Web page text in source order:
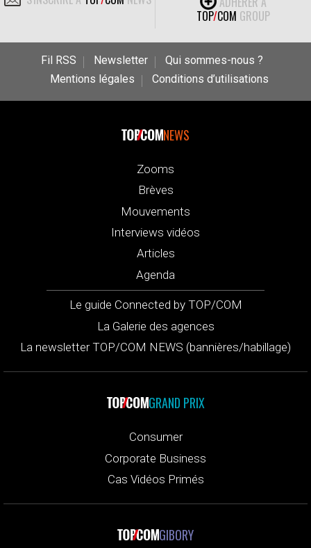
TOP/COM GROUP
Fil RSS Newsletter
Qui sommes-nous ?
Mentions légales
Conditions d’utilisations
NEWS
Zooms
Brèves
Mouvements
Interviews vidéos
Articles
Agenda
Le guide Connected by TOP/COM
La Galerie des agences
La newsletter TOP/COM NEWS (bannières/habillage)
GRAND PRIX
Consumer
Corporate Business
Cas Vidéos Primés
GIBORY